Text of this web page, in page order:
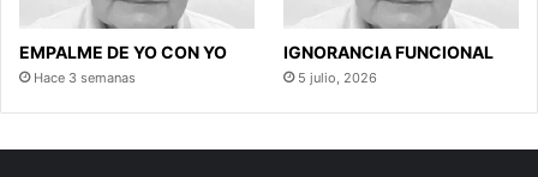
EMPALME DE YO CON YO
Hace 3 semanas
IGNORANCIA FUNCIONAL
5 julio, 2026